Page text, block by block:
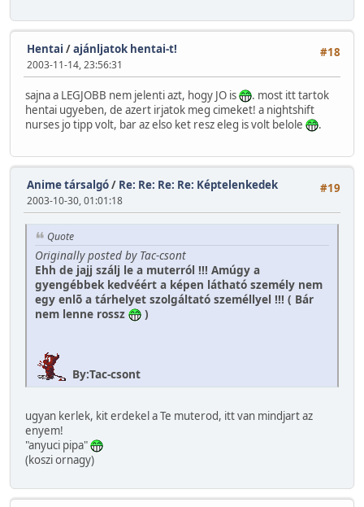
#18
Hentai /ajánljatok hentai-t!
2003-11-14, 23:56:31
sajna a LEGJOBB nem jelenti azt, hogy JO is
. most itt tartok
hentai ugyeben, de azert irjatok meg cimeket! a nightshift
nurses jo tipp volt, bar az elso ket resz eleg is volt belole
.
#19
Anime társalgó/ Re: Re: Re: Re: Képtelenkedek
2003-10-30, 01:01:18
Quote
Originally posted by Tac-csont
Ehh de jajj szálj le a muterról !!! Amúgy a
gyengébbek kedvéért a képen látható személy nem
egy enlõ a tárhelyet szolgáltató személlyel !!! ( Bár
nem lenne rossz
)
By:Tac-csont
ugyan kerlek, kit erdekel a Te muterod, itt van mindjart az
enyem!
"anyuci pipa"
(koszi ornagy)